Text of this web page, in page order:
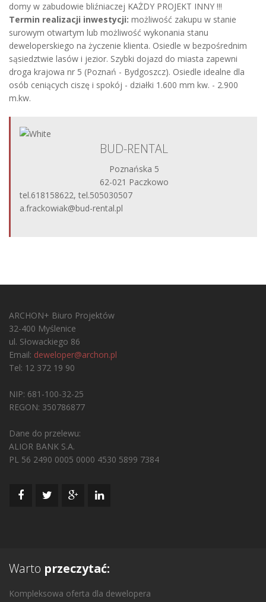
domy w zabudowie bliźniaczej KAŻDY PROJEKT INNY !!!
Termin realizacji inwestycji: możliwość zakupu w stanie
surowym otwartym lub możliwość wykonania stanu
deweloperskiego na życzenie klienta. Osiedle w bezpośrednim
sąsiedztwie lasów i jezior. Szybki dojazd do miasta zapewni
droga krajowa nr 5 (Poznań - Bydgoszcz). Osiedle idealne dla
osób ceniących ciszę i spokój - działki 1.600 mm kw. - 2.900
m.kw.
BUD-RENTAL
Poznańska 5
62-021 Paczkowo
tel.618158622, tel.505030507
a.frackowiak@bud-rental.pl
ARCHON+ Biuro Projektów
32-400 Myślenice
ul. Słowackiego 86
Email: deweloper@archon.pl
Tel: 12 372 19 90
NIP: 681-100-32-25
REGON: 350786877
Dane do przelewu:
ALIOR BANK S.A.
PL 56 2490 0005 0000 4530 5899 7384
Warto przeczytać:
Kompleksowa oferta dla dewelopera